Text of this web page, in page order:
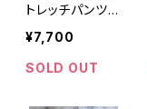
トレッチパンツ S
TUD’S[スタッ
ズ]
¥7,700
SOLD OUT